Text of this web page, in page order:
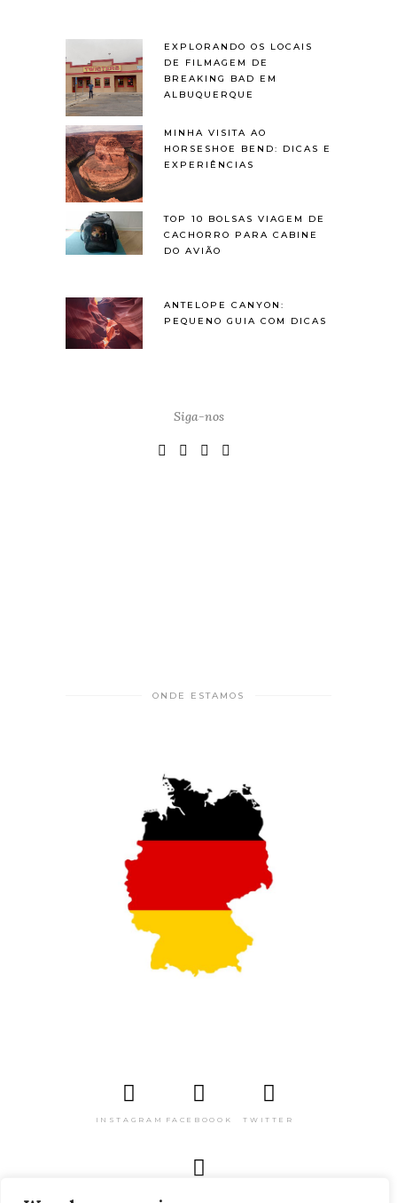
EXPLORANDO OS LOCAIS
DE FILMAGEM DE
BREAKING BAD EM
ALBUQUERQUE
MINHA VISITA AO
HORSESHOE BEND: DICAS E
EXPERIÊNCIAS
TOP 10 BOLSAS VIAGEM DE
CACHORRO PARA CABINE
DO AVIÃO
ANTELOPE CANYON:
PEQUENO GUIA COM DICAS
Siga-nos
ONDE ESTAMOS
INSTAGRAM FACEBOOOK TWITTER